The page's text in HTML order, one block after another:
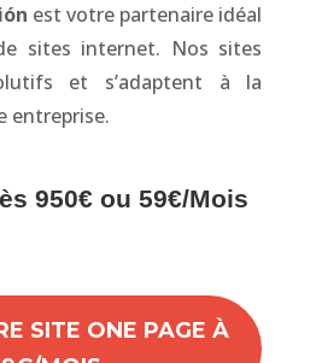
est votre partenaire idéal
sites internet. Nos sites
et s’adaptent à la
entreprise.
950€ ou 59€/Mois
SITE ONE PAGE À